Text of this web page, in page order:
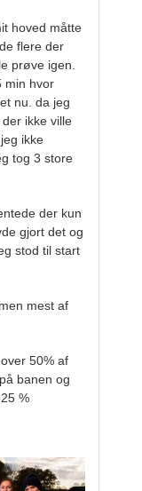
hoved måtte
flere der
prøve igen.
min hvor
nu. da jeg
ikke ville
ikke
tog 3 store
der kun
gjort det og
stod til start
mest af
50% af
banen og
%